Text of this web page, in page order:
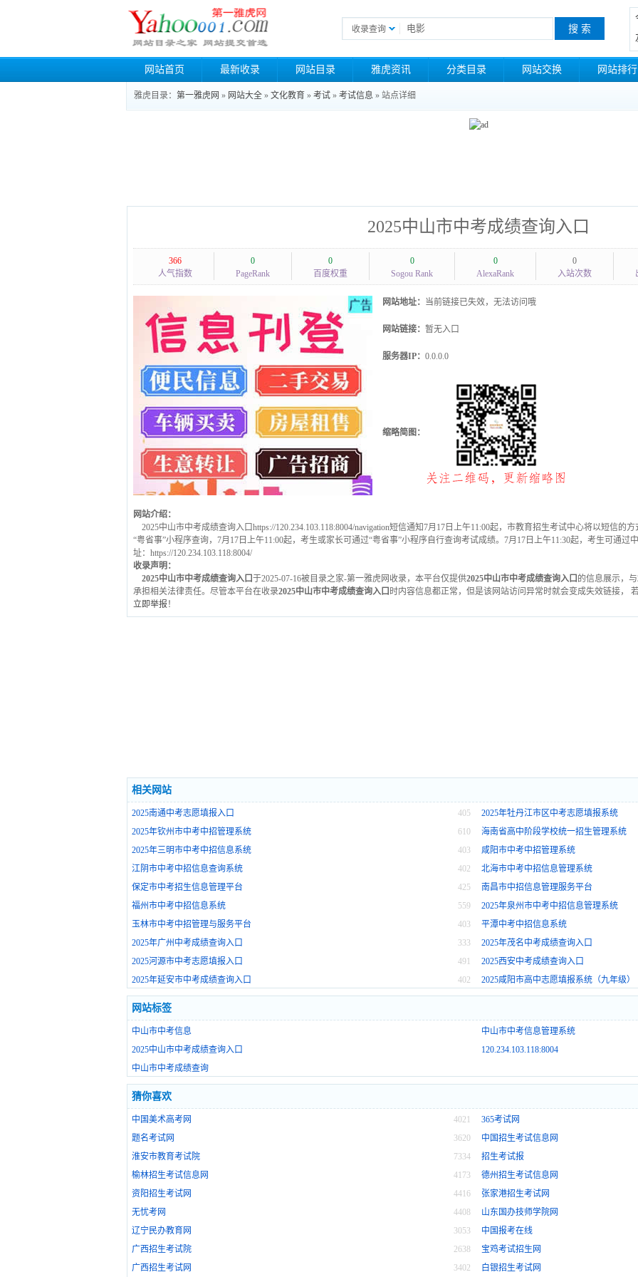
收录查询
网站首页 最新收录 网站目录 雅虎资讯 分类目录 网站交换 网站排行
雅虎目录： 第一雅虎网 » 网站大全 » 文化教育 » 考试 » 考试信息 » 站点详细
2025中山市中考成绩查询入口
366
人气指数
0
PageRank
0
百度权重
0
Sogou Rank
0
AlexaRank
0
入站次数
网站地址： 当前链接已失效，无法访问哦
网站链接： 暂无入口
服务器IP： 0.0.0.0
缩略简图：
网站介绍：
2025中山市中考成绩查询入口https://120.234.103.118:8004/navigation短信通知7月17日上午11:00起，市教育招生考试中心将以短信的
“粤省事”小程序查询，7月17日上午11:00起，考生或家长可通过“粤省事”小程序自行查询考试成绩。7月17日上午11:30起，考生可通过
址：https://120.234.103.118:8004/
收录声明：
2025中山市中考成绩查询入口于2025-07-16被目录之家-第一雅虎网收录，本平台仅提供2025中山市中考成绩查询入口 的信息展示，与
承担相关法律责任。尽管本平台在收录2025中山市中考成绩查询入口 时内容信息都正常，但是该网站访问异常时就会变成失效链接，
立即举报 ！
相关网站
405
2025南通中考志愿填报入口
2025年牡丹江市区中考志愿填报系统
610
2025年钦州市中考中招管理系统
海南省高中阶段学校统一招生管理系统
403
2025年三明市中考中招信息系统
咸阳市中考中招管理系统
402
江阴市中考中招信息查询系统
北海市中考中招信息管理系统
425
保定市中考招生信息管理平台
南昌市中招信息管理服务平台
559
福州市中考中招信息系统
2025年泉州市中考中招信息管理系统
403
玉林市中考中招管理与服务平台
平潭中考中招信息系统
333
2025年广州中考成绩查询入口
2025年茂名中考成绩查询入口
491
2025河源市中考志愿填报入口
2025西安中考成绩查询入口
402
2025年延安市中考成绩查询入口 2025咸阳市高中志愿填报系统（九年级）
网站标签
中山市中考信息
中山市中考信息管理系统
2025中山市中考成绩查询入口
120.234.103.118:8004
中山市中考成绩查询
猜你喜欢
4021
中国美术高考网
365考试网
3620
题名考试网
中国招生考试信息网
7334
淮安市教育考试院
招生考试报
4173
榆林招生考试信息网
德州招生考试信息网
4416
资阳招生考试网
张家港招生考试网
4408
无忧考网
山东国办技师学院网
3053
辽宁民办教育网
中国报考在线
2638
广西招生考试院
宝鸡考试招生网
3402
广西招生考试网 白银招生考试网